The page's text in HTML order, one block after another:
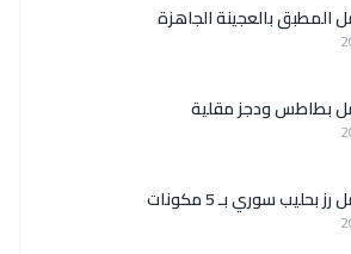
المطبق بالعجينة الجاهزة
بطاطس ودجز مقلية
سوري بـ 5 مكونات